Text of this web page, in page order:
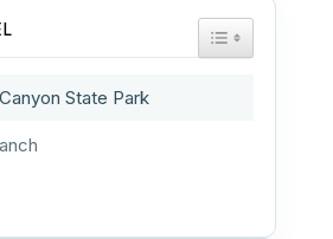
TOGGLE
State Park